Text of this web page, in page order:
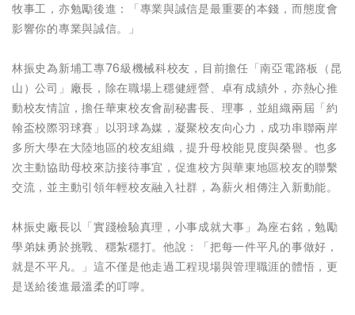
牧事工，亦勉勵後進：「專業與誠信是最重要的本錢，而態度會
影響你的專業與誠信。」
林振史為新埔工專76級機械科校友，目前擔任「南亞電路板（昆
山）公司」廠長，除在職場上穩健經營、卓有成績外，亦熱心推
動校友情誼，擔任華東校友會副秘書長、理事，並組織兩屆「約
翰盃校際羽球賽」以羽球為媒，凝聚校友向心力，成功串聯兩岸
多所大學在大陸地區的校友組織，提升母校能見度與榮譽。也多
次主動協助母校來訪接待事宜，促進校方與華東地區校友的聯繫
交流，並主動引領年輕校友融入社群，為薪火相傳注入新動能。
林振史廠長以「實踐檢驗真理，小事成就大事」為座右銘，勉勵
學弟妹勇於挑戰、穩紮穩打。他說：「把每一件平凡的事做好，
就是不平凡。」這不僅是他走過工程現場與管理職涯的體悟，更
是送給後進最溫柔的叮嚀。